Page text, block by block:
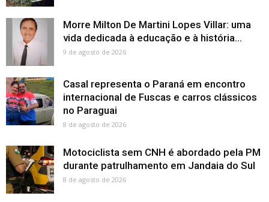
Morre Milton De Martini Lopes Villar: uma
vida dedicada à educação e à história...
9 de agosto de 2026
Casal representa o Paraná em encontro
internacional de Fuscas e carros clássicos
no Paraguai
8 de agosto de 2026
Motociclista sem CNH é abordado pela PM
durante patrulhamento em Jandaia do Sul
8 de agosto de 2026